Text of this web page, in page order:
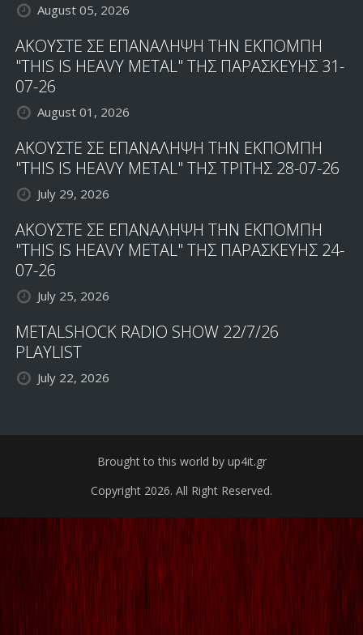
August 05, 2026
ΑΚΟΥΣΤΕ ΣΕ ΕΠΑΝΑΛΗΨΗ ΤΗΝ ΕΚΠΟΜΠΗ
"THIS IS HEAVY METAL" ΤΗΣ ΠΑΡΑΣΚΕΥΗΣ 31-
07-26
August 01, 2026
ΑΚΟΥΣΤΕ ΣΕ ΕΠΑΝΑΛΗΨΗ ΤΗΝ ΕΚΠΟΜΠΗ
"THIS IS HEAVY METAL" ΤΗΣ ΤΡΙΤΗΣ 28-07-26
July 29, 2026
ΑΚΟΥΣΤΕ ΣΕ ΕΠΑΝΑΛΗΨΗ ΤΗΝ ΕΚΠΟΜΠΗ
"THIS IS HEAVY METAL" ΤΗΣ ΠΑΡΑΣΚΕΥΗΣ 24-
07-26
July 25, 2026
METALSHOCK RADIO SHOW 22/7/26
PLAYLIST
July 22, 2026
Brought to this world by up4it.gr
Copyright 2026. All Right Reserved.